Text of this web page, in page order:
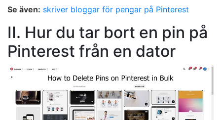
Se även: skriver bloggar för pengar på Pinterest
II. Hur du tar bort en pin på
Pinterest från en dator